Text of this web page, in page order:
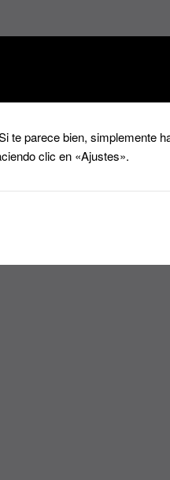
te parece bien, simplemente
clic en «Ajustes».